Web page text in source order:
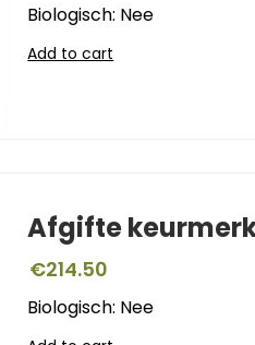
Biologisch: Nee
Add to cart
Afgifte
€214.50
Biologisch: Nee